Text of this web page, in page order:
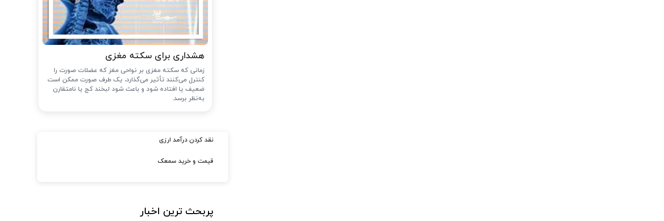
هشداری برای سکته مغزی
زمانی که سکته مغزی بر نواحی مغز که عضلات صورت را
کنترل می‌کنند تأثیر می‌گذارد، یک طرف صورت ممکن است
ضعیف یا افتاده شود و باعث شود لبخند کج یا نامتقارن
به‌نظر برسد.
نقد کردن درآمد ارزی
قیمت و خرید سمعک
پربحث ترین اخبار